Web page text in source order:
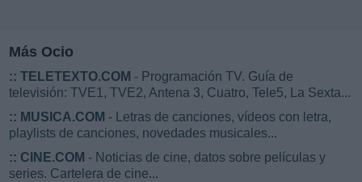
Más Ocio
:: TELETEXTO.COM - Programación TV. Guía de
televisión: TVE1, TVE2, Antena 3, Cuatro, Tele5, La Sexta...
:: MUSICA.COM - Letras de canciones, vídeos con letra,
playlists de canciones, novedades musicales...
:: CINE.COM - Noticias de cine, datos sobre películas y
series. Cartelera de cine...